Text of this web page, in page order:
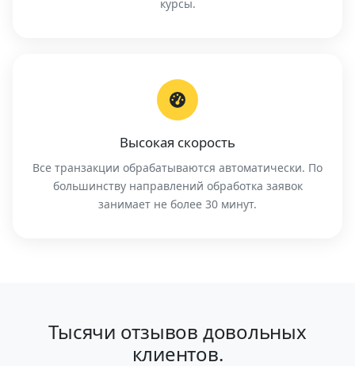
курсы.
Высокая скорость
Все транзакции обрабатываются автоматически. По
большинству направлений обработка заявок
занимает не более 30 минут.
Тысячи отзывов довольных
клиентов.